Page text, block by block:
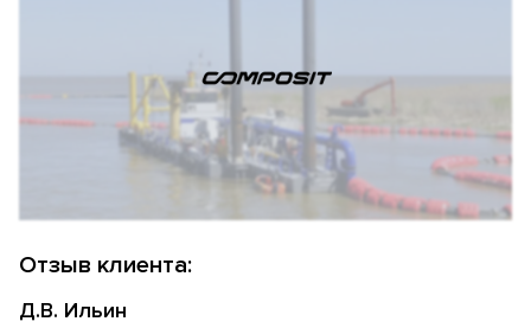
Отзыв клиента:
Д.В. Ильин